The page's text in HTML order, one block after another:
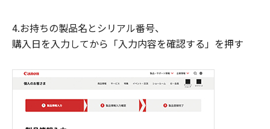
4.お持ちの製品名とシリアル番号、
購入日を入力してから「入力内容を確認する」を押す